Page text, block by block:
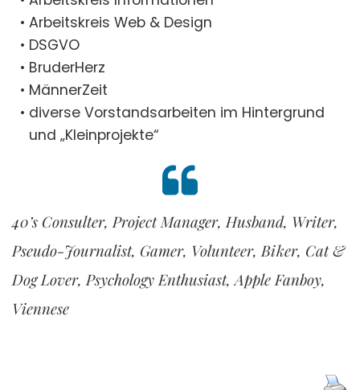
Arbeitskreis Web & Design
DSGVO
BruderHerz
MännerZeit
diverse Vorstandsarbeiten im Hintergrund
und „Kleinprojekte“
40’s Consulter, Project Manager, Husband, Writer,
Pseudo-Journalist, Gamer, Volunteer, Biker, Cat &
Dog Lover, Psychology Enthusiast, Apple Fanboy,
Viennese